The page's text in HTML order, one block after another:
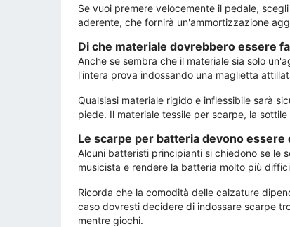
Se vuoi premere velocemente il pedale,
aderente, che fornirà un'ammortizzazione
Di che materiale dovrebbero essere
Anche se sembra che il materiale sia solo
l'intera prova indossando una maglietta
Qualsiasi materiale rigido e inflessibile sarà
piede. Il materiale tessile per scarpe, la
Le scarpe per batteria devono essere
Alcuni batteristi principianti si chiedono se le
musicista e rendere la batteria molto più
Ricorda che la comodità delle calzature
caso dovresti decidere di indossare scarpe
mentre giochi.